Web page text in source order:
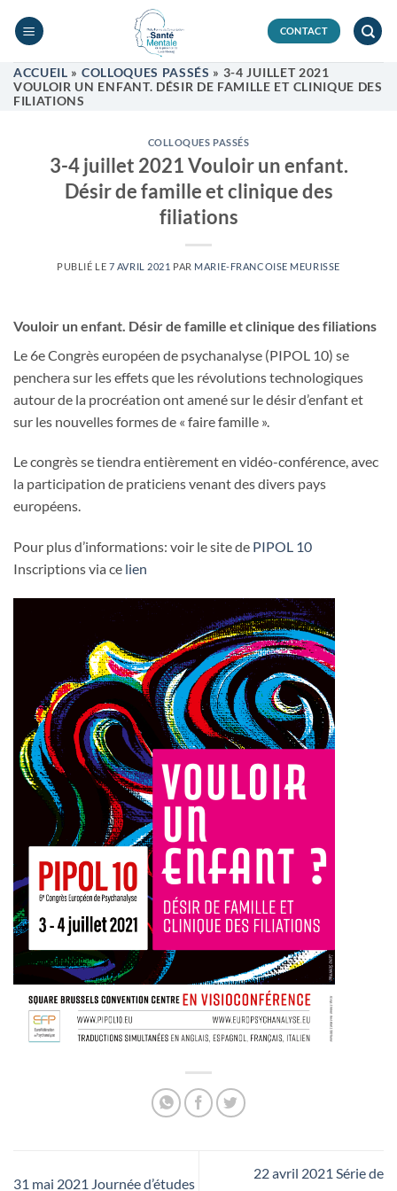
CONTACT
ACCUEIL » COLLOQUES PASSÉS » 3-4 JUILLET 2021
VOULOIR UN ENFANT. DÉSIR DE FAMILLE ET CLINIQUE DES
FILIATIONS
COLLOQUES PASSÉS
3-4 juillet 2021 Vouloir un enfant.
Désir de famille et clinique des
filiations
PUBLIÉ LE 7 AVRIL 2021 PAR MARIE-FRANCOISE MEURISSE
Vouloir un enfant. Désir de famille et clinique des filiations
Le 6e Congrès européen de psychanalyse (PIPOL 10) se
penchera sur les effets que les révolutions technologiques
autour de la procréation ont amené sur le désir d’enfant et
sur les nouvelles formes de « faire famille ».
Le congrès se tiendra entièrement en vidéo-conférence, avec
la participation de praticiens venant des divers pays
européens.
Pour plus d’informations: voir le site de PIPOL 10
Inscriptions via ce lien
31 mai 2021 Journée d’études
22 avril 2021 Série de